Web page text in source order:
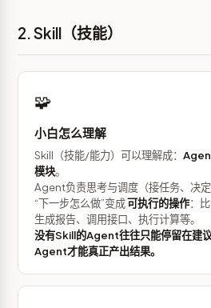
2. Skill（技能）
🧩
小白怎么理解
Skill（技能/能力）可以理解成：
模块。
Agent负责思考与调度（接任务、决
“下一步怎么做”变成可执行的操作：
生成报告、调用接口、执行计算等。
没有Skill的Agent往往只能停留在建
Agent才能真正产出结果。